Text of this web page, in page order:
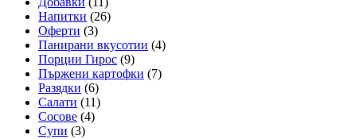
Напитки (26)
Оферти (3)
Панирани вкусотии (4)
Порции Гирос (9)
Пържени картофки (7)
Разядки (6)
Салати (11)
Сосове (4)
Супи (3)